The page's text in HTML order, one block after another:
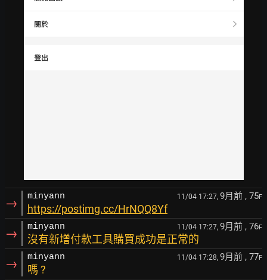
→ minyann 11/04 17:27, 9月前 , 75F
https://postimg.cc/HrNQQ8Yf
→ minyann 11/04 17:27, 9月前 , 76F
沒有新增付款工具購買成功是正常的
→ minyann 11/04 17:28, 9月前 , 77F
嗎 ?